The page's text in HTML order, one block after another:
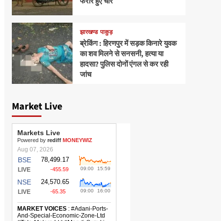
झारखण्ड पाकुड़
ब्रेकिंग : हिरणपुर में सड़क किनारे युवक
का शव मिलने से सनसनी, हत्या या
हादसा? पुलिस दोनों एंगल से कर रही
जांच
Market Live